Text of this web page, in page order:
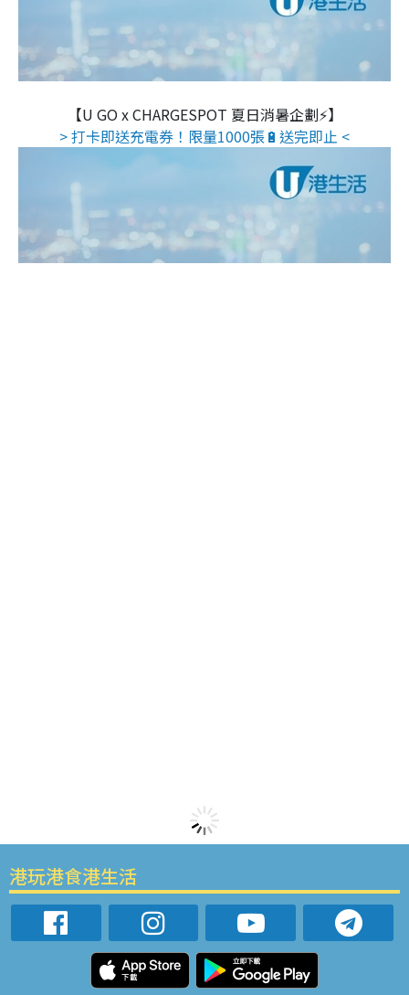
【U GO x CHARGESPOT 夏日消暑企劃⚡】
> 打卡即送充電券！限量1000張🔋送完即止 <
港玩港食港生活